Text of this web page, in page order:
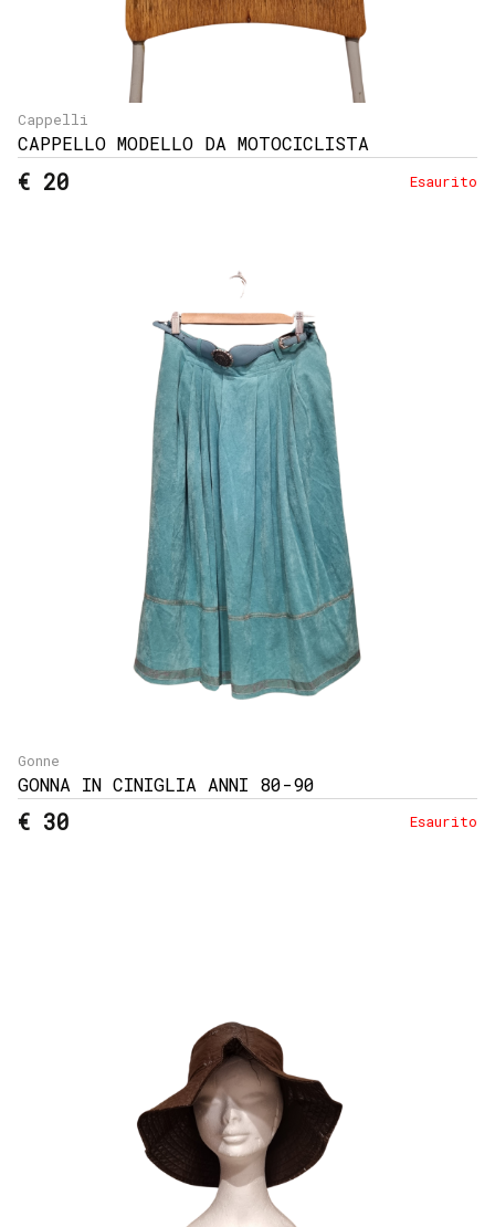
Cappelli
CAPPELLO MODELLO DA MOTOCICLISTA
€ 20 Esaurito
Gonne
GONNA IN CINIGLIA ANNI 80-90
€ 30 Esaurito